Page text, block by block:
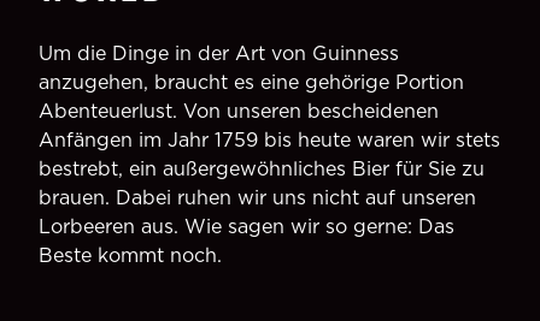
Um die Dinge in der Art von Guinness
anzugehen, braucht es eine gehörige Portion
Abenteuerlust. Von unseren bescheidenen
Anfängen im Jahr 1759 bis heute waren wir stets
bestrebt, ein außergewöhnliches Bier für Sie zu
brauen. Dabei ruhen wir uns nicht auf unseren
Lorbeeren aus. Wie sagen wir so gerne: Das
Beste kommt noch.